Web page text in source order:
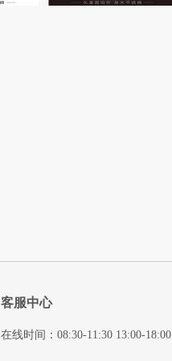
客服中心
在线时间：08:30-11:30 13:00-18:00